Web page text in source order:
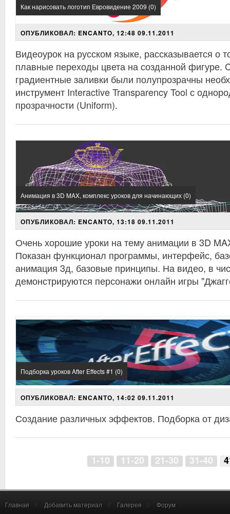
Как нарисовать логотип Евровидение 2009 (0)
ОПУБЛИКОВАЛ: ENCANTO, 12:48 09.11.2011
Видеоурок на русском языке, рассказывается о
плавные переходы цвета на созданной фигуре.
градиентные заливки были полупрозрачны
инструмент Interactive Transparency Tool с
прозрачности (Uniform).
Анимация в 3D MAX, комплекс уроков для начинающих (0)
ОПУБЛИКОВАЛ: ENCANTO, 13:18 09.11.2011
Очень хорошие уроки на тему анимации в 3D
Показан функционал программы, интерфейс,
анимация 3д, базовые принципы. На видео, в
демонстрируются персонажи онлайн игры
Подборка уроков After Effects #1 (0)
ОПУБЛИКОВАЛ: ENCANTO, 14:02 09.11.2011
Создание различных эффектов. Подборка от
1-10 11-20 21-30 31-40
Главная Добавить материал Галерея Форум